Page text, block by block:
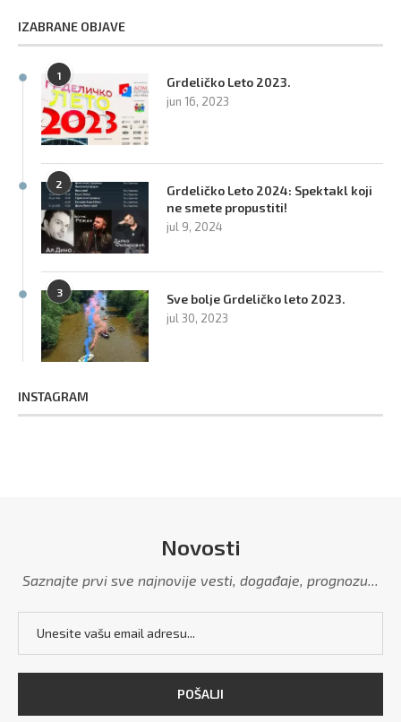
IZABRANE OBJAVE
1 Grdeličko Leto 2023.
jun 16, 2023
2
Grdeličko Leto 2024: Spektakl koji
ne smete propustiti!
jul 9, 2024
3 Sve bolje Grdeličko leto 2023.
jul 30, 2023
INSTAGRAM
Novosti
Saznajte prvi sve najnovije vesti, događaje, prognozu...